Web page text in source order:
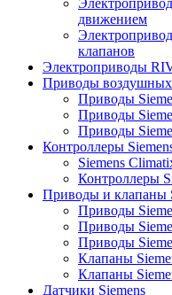
движением
клапанов
Электроприводы
Приводы воздушных
Приводы
Приводы
Приводы
Контроллеры
Siemens
Контроллеры
Приводы и клапаны
Приводы
Приводы
Приводы
Клапаны
Клапаны
Датчики Siemens